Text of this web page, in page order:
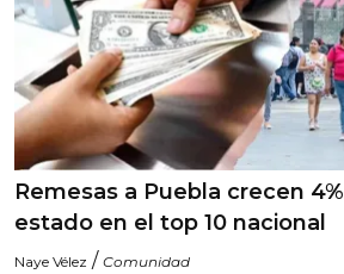
Remesas a Puebla crecen
estado en el top 10 nacional
Naye Vélez / Comunidad